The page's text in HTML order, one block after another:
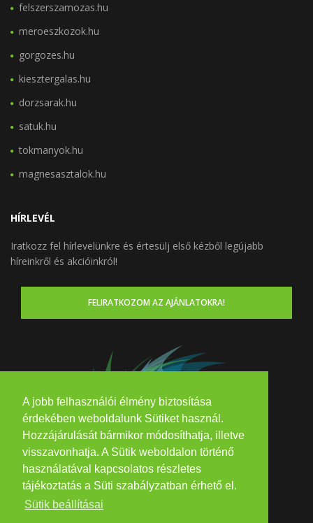
A jobb felhasználói élmény biztosítása
érdekében weboldalunk Sütiket használ.
Hozzájárulását bármikor módosíthatja, illetve
visszavonhatja. A Sütik weboldalon történő
használatával kapcsolatos részletes
tájékoztatás a Süti szabályzatban érhető el.
Sütik beállításai
felszerszamozas.hu
meroeszkozok.hu
gorgozes.hu
kiesztergalas.hu
dorzsarak.hu
satuk.hu
tokmanyok.hu
magnesasztalok.hu
HÍRLEVÉL
Iratkozz fel hírlevelünkre és értesülj első kézből legújabb
híreinkről és akcióinkról!
FELIRATKOZOM AZ AJÁNLATOKRA!